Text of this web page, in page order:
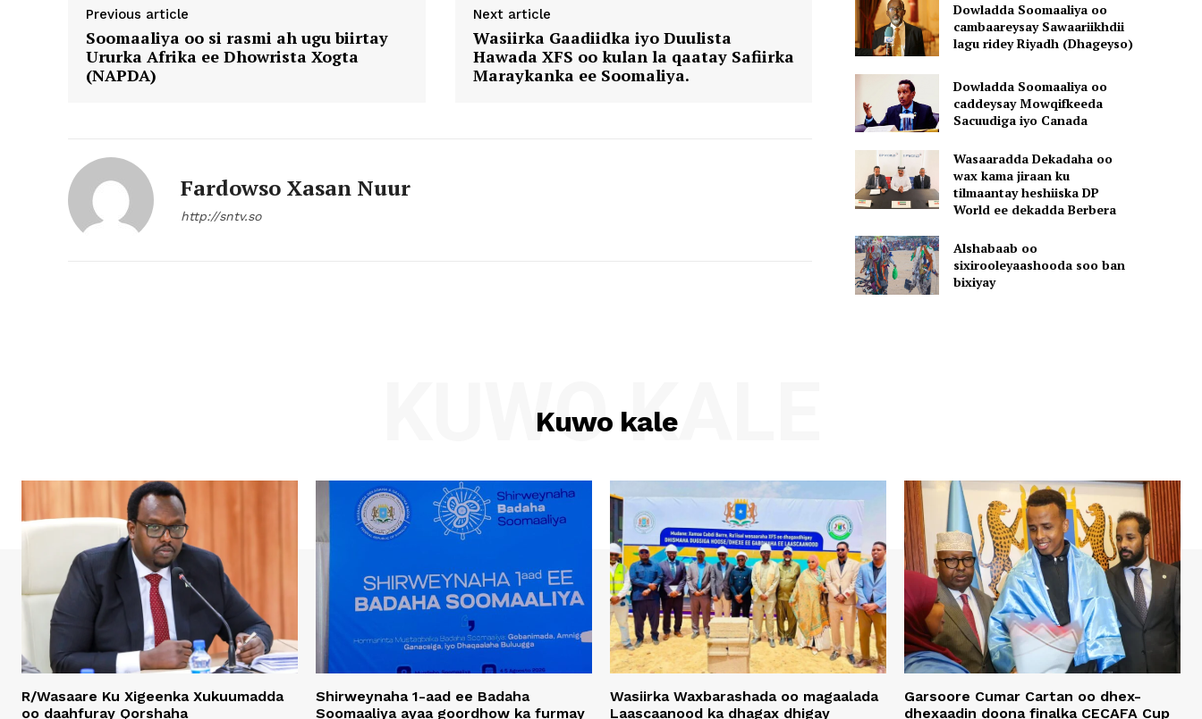
Previous article
Soomaaliya oo si rasmi ah ugu biirtay
Ururka Afrika ee Dhowrista Xogta
(NAPDA)
Next article
Wasiirka Gaadiidka iyo Duulista
Hawada XFS oo kulan la qaatay Safiirka
Maraykanka ee Soomaliya.
Fardowso Xasan Nuur
http://sntv.so
Dowladda Soomaaliya oo
cambaareysay Sawaariikhdii
lagu ridey Riyadh (Dhageyso)
Dowladda Soomaaliya oo
caddeysay Mowqifkeeda
Sacuudiga iyo Canada
Wasaaradda Dekadaha oo
wax kama jiraan ku
tilmaantay heshiiska DP
World ee dekadda Berbera
Alshabaab oo
sixirooleyaashooda soo ban
bixiyay
Kuwo kale
KUWO KALE
R/Wasaare Ku Xigeenka Xukuumadda
oo daahfuray Qorshaha
Shirweynaha 1-aad ee Badaha
Soomaaliya ayaa goordhow ka furmay
Wasiirka Waxbarashada oo magaalada
Laascaanood ka dhagax dhigay
Garsoore Cumar Cartan oo dhex-
dhexaadin doona finalka CECAFA Cup